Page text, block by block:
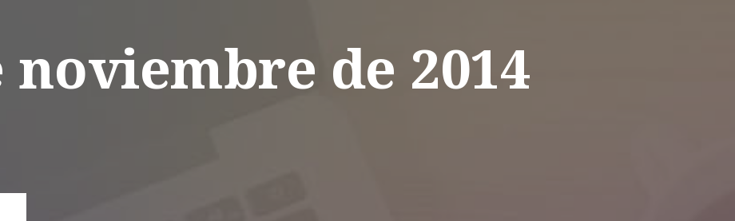
noviembre de 2014